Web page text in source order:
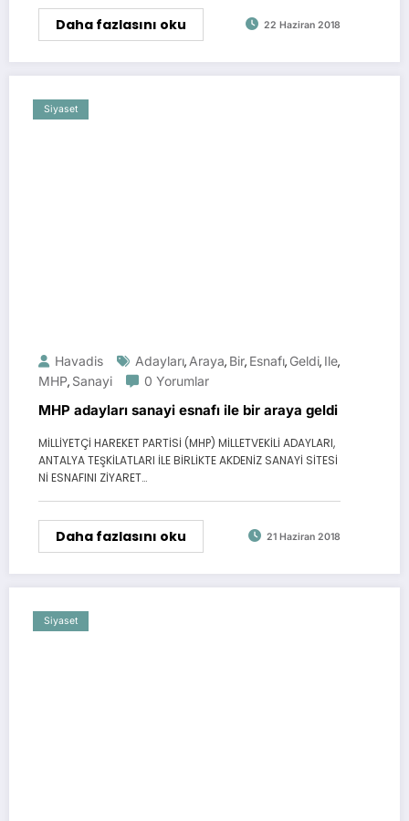
Daha fazlasını oku 22 Haziran 2018
Siyaset
Havadis Adayları, Araya, Bir, Esnafı, Geldi, Ile,
MHP, Sanayi 0 Yorumlar
MHP adayları sanayi esnafı ile bir araya geldi
MİLLİYETÇİ HAREKET PARTİSİ (MHP) MİLLETVEKİLİ ADAYLARI,
ANTALYA TEŞKİLATLARI İLE BİRLİKTE AKDENİZ SANAYİ SİTESİ
Nİ ESNAFINI ZİYARET…
Daha fazlasını oku 21 Haziran 2018
Siyaset